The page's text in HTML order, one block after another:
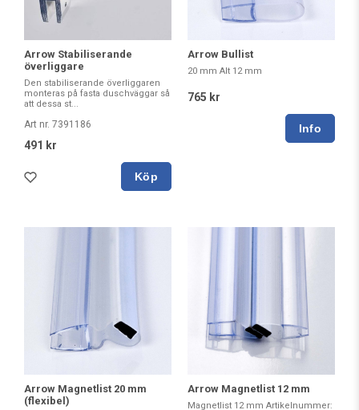
Arrow Stabiliserande
överliggare
Den stabiliserande överliggaren
monteras på fasta duschväggar så
att dessa st...
Art nr. 7391186
491 kr
Köp
Arrow Bullist
20 mm Alt 12 mm
765 kr
Arrow Magnetlist 20 mm
(flexibel)
Arrow Magnetlist 12 mm
Magnetlist 12 mm Artikelnummer: